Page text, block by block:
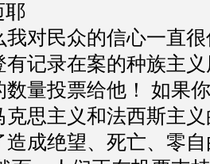
耶
我对民众的信心一直
有记录在案的种族主
数量投票给他！ 如果
克思主义和法西斯主
造成绝望、死亡、零